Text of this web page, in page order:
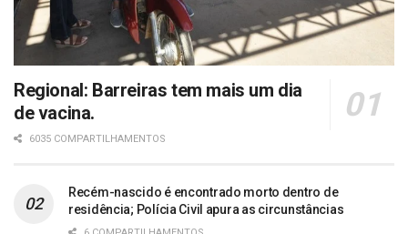
Regional: Barreiras tem mais um dia
de vacina.
6035 COMPARTILHAMENTOS
Recém-nascido é encontrado morto dentro de
residência; Polícia Civil apura as circunstâncias